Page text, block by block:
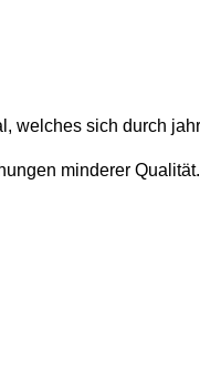
welches sich durch
minderer